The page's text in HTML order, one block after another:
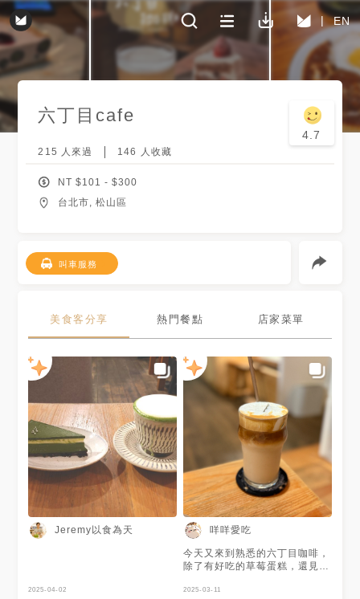
EN
六丁目cafe
4.7
215 人來過 146 人收藏
NT $101 - $300
台北市, 松山區
叫車服務
美食客分享 熱門餐點 店家菜單
Jeremy以食為天
2025-04-02
咩咩愛吃
今天又來到熟悉的六丁目咖啡，
除了有好吃的草莓蛋糕，還見到
好；今天真是很棒的一天。
2025-03-11